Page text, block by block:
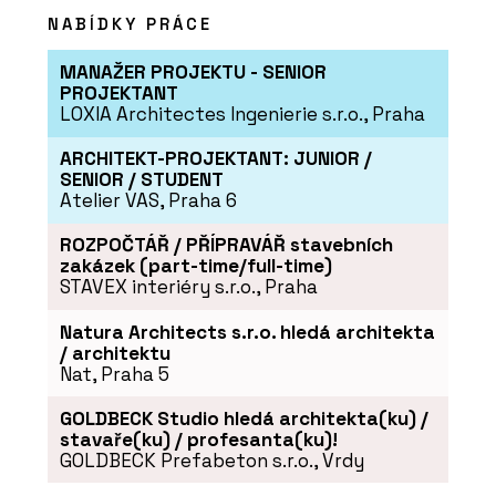
NABÍDKY PRÁCE
MANAŽER PROJEKTU - SENIOR
PROJEKTANT
LOXIA Architectes Ingenierie s.r.o., Praha
ARCHITEKT-PROJEKTANT: JUNIOR /
SENIOR / STUDENT
Atelier VAS, Praha 6
ROZPOČTÁŘ / PŘÍPRAVÁŘ stavebních
zakázek (part-time/full-time)
STAVEX interiéry s.r.o., Praha
Natura Architects s.r.o. hledá architekta
/ architektu
Nat, Praha 5
GOLDBECK Studio hledá architekta(ku) /
stavaře(ku) / profesanta(ku)!
GOLDBECK Prefabeton s.r.o., Vrdy